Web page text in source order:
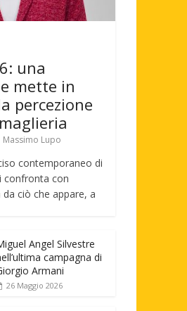
una
mette in
percezione
Massimo Lupo
contemporaneo di
confronta con
da ciò che appare, a
Angel Silvestre
campagna di
Armani
26 Maggio 2026